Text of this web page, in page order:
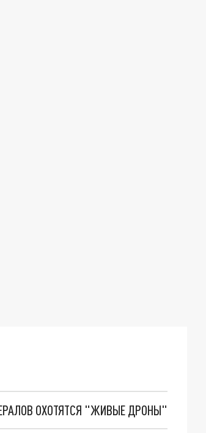
ОХОТЯТСЯ "ЖИВЫЕ ДРОНЫ"